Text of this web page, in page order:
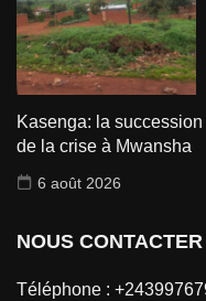
Kasenga: la
de la crise à Mwansha
6 août 2026
NOUS CONTACTER
Téléphone :